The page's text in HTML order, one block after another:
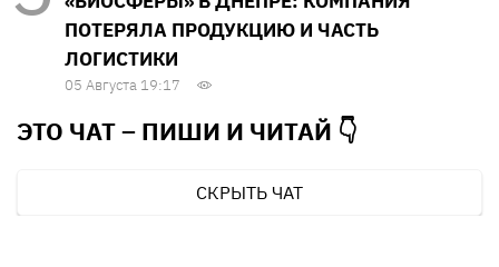
ПОТЕРЯЛА ПРОДУКЦИЮ И ЧАСТЬ
ЛОГИСТИКИ
05 Августа 19:17
ЭТО ЧАТ – ПИШИ И ЧИТАЙ 👇
СКРЫТЬ ЧАТ